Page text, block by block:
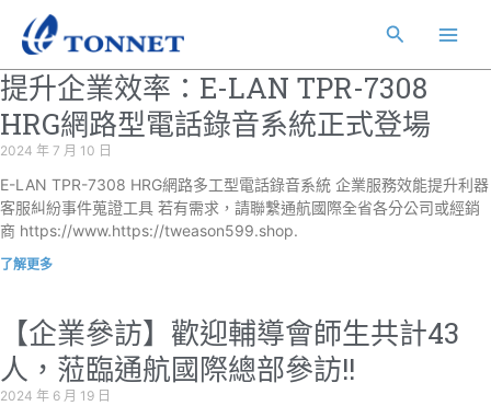
要
內
容
搜
尋
提升企業效率：E-LAN TPR-7308
HRG網路型電話錄音系統正式登場
2024 年 7 月 10 日
E-LAN TPR-7308 HRG網路多工型電話錄音系統 企業服務效能提升利器
客服糾紛事件蒐證工具 若有需求，請聯繫通航國際全省各分公司或經銷
商 https://www.https://tweason599.shop.
了解更多
【企業參訪】歡迎輔導會師生共計43
人，蒞臨通航國際總部參訪!!
2024 年 6 月 19 日